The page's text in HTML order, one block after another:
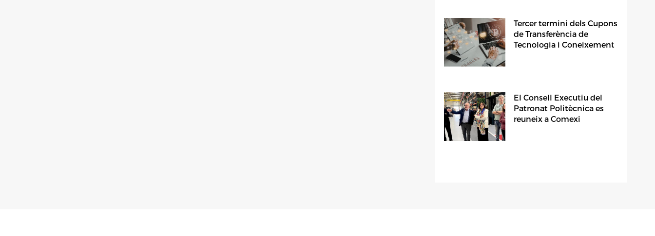
Tercer termini dels Cupons
de Transferència de
Tecnologia i Coneixement
El Consell Executiu del
Patronat Politècnica es
reuneix a Comexi